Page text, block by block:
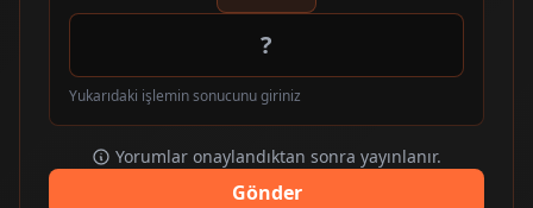
Yukarıdaki işlemin sonucunu giriniz
Yorumlar onaylandıktan sonra yayınlanır.
Gönder